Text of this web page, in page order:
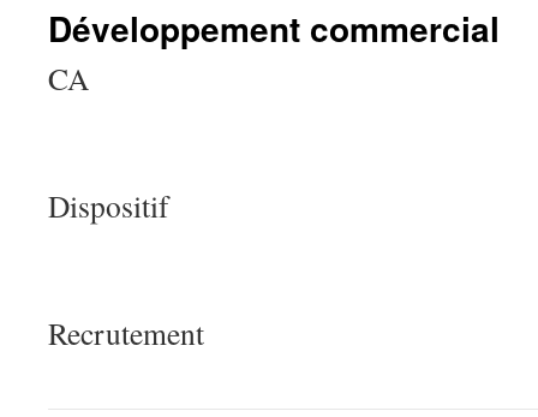
Développement commercial
CA
Dispositif
Recrutement